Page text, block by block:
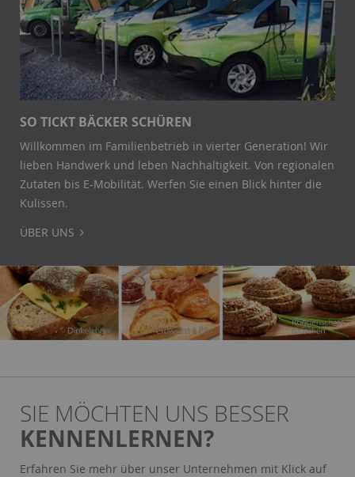
SO TICKT BÄCKER SCHÜREN
Willkommen im Familienbetrieb in vierter Generation! Wir
lieben Handwerk und leben Nachhaltigkeit. Von regionalen
Zutaten bis E-Mobilität. Werfen Sie einen Blick hinter die
Kulissen.
ÜBER UNS
SIE MÖCHTEN UNS BESSER
KENNENLERNEN?
Erfahren Sie mehr über unser Unternehmen mit Klick auf